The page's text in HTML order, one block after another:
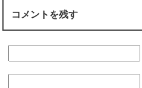
コメントを残す